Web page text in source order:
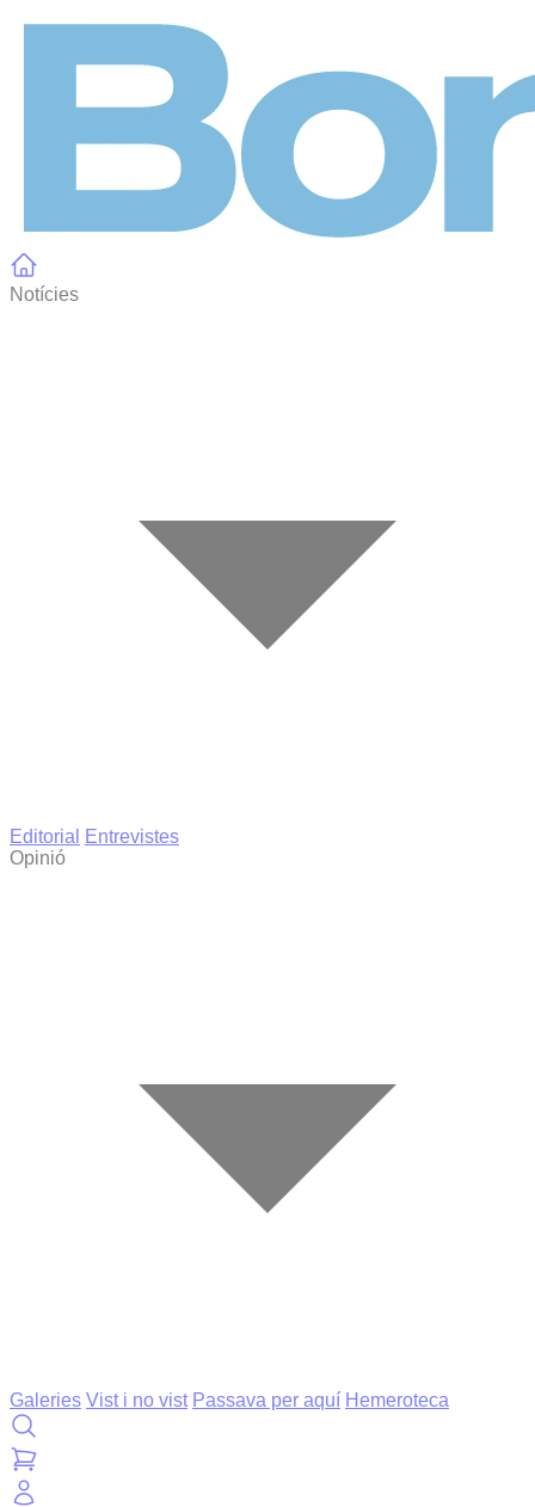
Notícies
Editorial
Entrevistes
Opinió
Galeries Vist i no vist Passava per aquí Hemeroteca